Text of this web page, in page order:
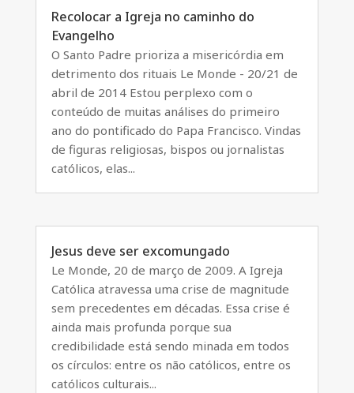
Recolocar a Igreja no caminho do
Evangelho
O Santo Padre prioriza a misericórdia em
detrimento dos rituais Le Monde - 20/21 de
abril de 2014 Estou perplexo com o
conteúdo de muitas análises do primeiro
ano do pontificado do Papa Francisco. Vindas
de figuras religiosas, bispos ou jornalistas
católicos, elas...
Jesus deve ser excomungado
Le Monde, 20 de março de 2009. A Igreja
Católica atravessa uma crise de magnitude
sem precedentes em décadas. Essa crise é
ainda mais profunda porque sua
credibilidade está sendo minada em todos
os círculos: entre os não católicos, entre os
católicos culturais...